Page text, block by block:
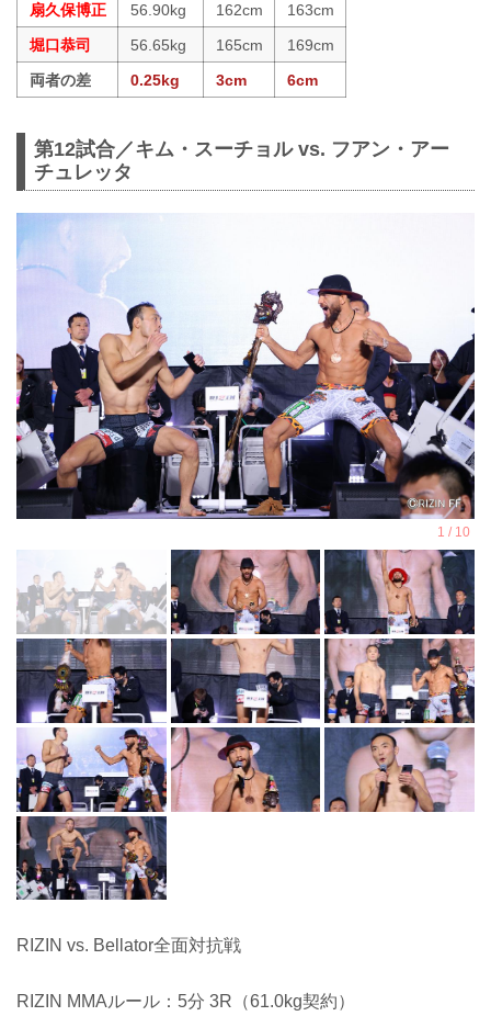
扇久保博正
56.90kg 162cm
163cm
堀口恭司
56.65kg 165cm
169cm
両者の差
0.25kg 3cm 6cm
第12試合／キム・スーチョル vs. フアン・アー
チュレッタ
RIZIN vs. Bellator全面対抗戦
RIZIN MMAルール：5分 3R（61.0kg契約）